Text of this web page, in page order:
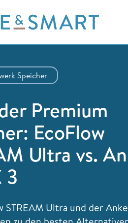
Speicher
Premium
EcoFlow
Ultra vs.
3
STREAM Ultra und der